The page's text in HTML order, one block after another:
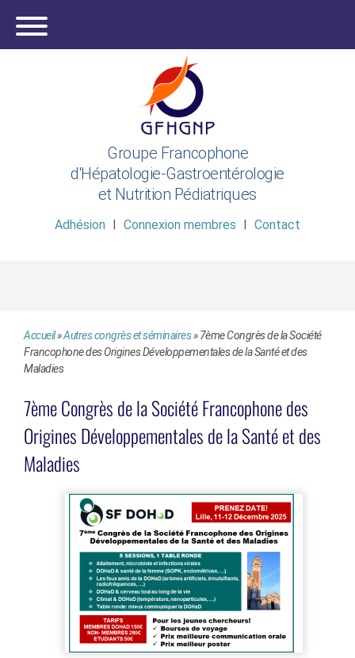
Groupe Francophone
d'Hépatologie-Gastroentérologie
et Nutrition Pédiatriques
Adhésion Connexion membres Contact
Accueil»Autres congrès et séminaires»7ème Congrès de la Société
Francophone des Origines Développementales de la Santé et des
Maladies
7ème Congrès de la Société Francophone des
Origines Développementales de la Santé et des
Maladies